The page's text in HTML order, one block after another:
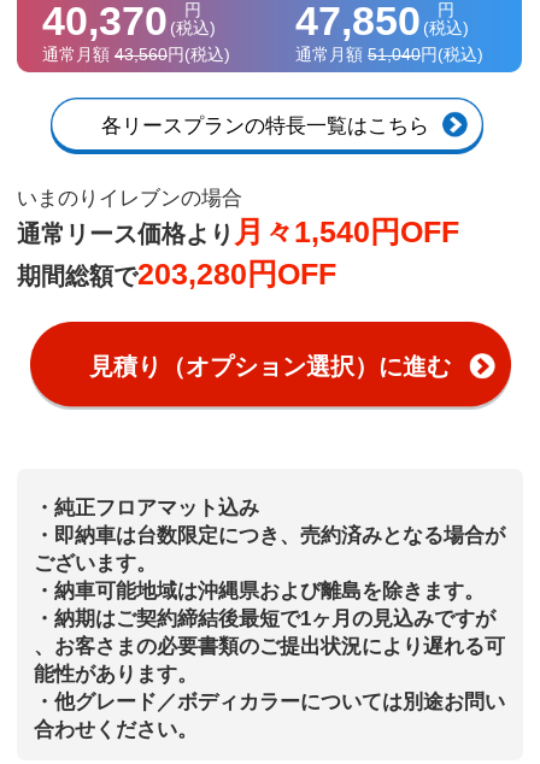
40,370
円
(税込)
通常月額 43,560円(税込)
47,850
円
(税込)
通常月額 51,040円(税込)
各リースプランの特長一覧はこちら
いまのりイレブンの場合
通常リース価格より 月々1,540円OFF
期間総額で203,280円OFF
見積り（オプション選択）に進む
・純正フロアマット込み
・即納車は台数限定につき、売約済みとなる場合が
ございます。
・納車可能地域は沖縄県および離島を除きます。
・納期はご契約締結後最短で1ヶ月の見込みですが
、お客さまの必要書類のご提出状況により遅れる可
能性があります。
・他グレード／ボディカラーについては別途お問い
合わせください。